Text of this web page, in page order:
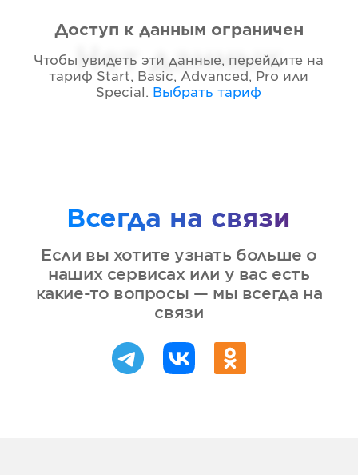
Нет данных
Доступ к данным ограничен
Чтобы увидеть эти данные, перейдите на
тариф Start, Basic, Advanced, Pro или
Special . Выбрать тариф
Всегда на связи
Если вы хотите узнать больше о
наших сервисах или у вас есть
какие-то вопросы — мы всегда на
связи